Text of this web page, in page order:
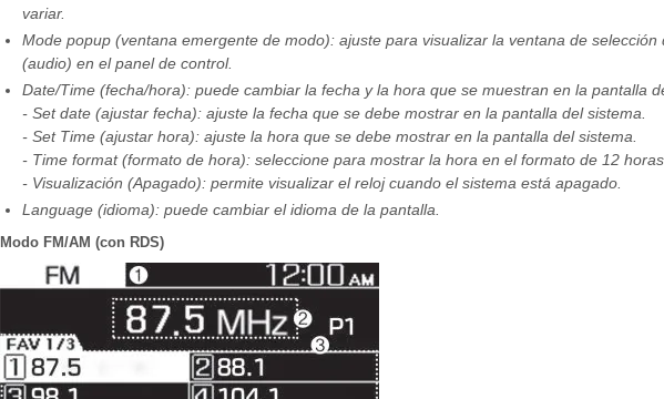
variar.
Mode popup (ventana emergente de modo): ajuste para visualizar la ventana de
(audio) en el panel de control.
Date/Time (fecha/hora): puede cambiar la fecha y la hora que se muestran en la pantalla
- Set date (ajustar fecha): ajuste la fecha que se debe mostrar en la pantalla del sistema.
- Set Time (ajustar hora): ajuste la hora que se debe mostrar en la pantalla del sistema.
- Time format (formato de hora): seleccione para mostrar la hora en el formato de 12
- Visualización (Apagado): permite visualizar el reloj cuando el sistema está apagado.
Language (idioma): puede cambiar el idioma de la pantalla.
Modo FM/AM (con RDS)